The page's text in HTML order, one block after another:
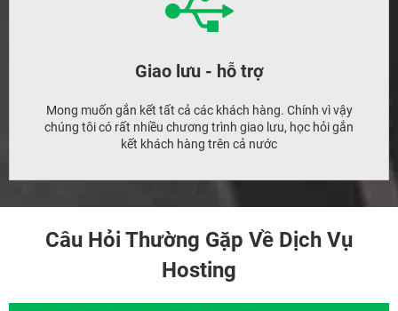
Giao lưu - hỗ trợ
Mong muốn gắn kết tất cả các khách hàng. Chính vì vậy
chúng tôi có rất nhiều chương trình giao lưu, học hỏi gắn
kết khách hàng trên cả nước
Câu Hỏi Thường Gặp Về Dịch Vụ
Hosting